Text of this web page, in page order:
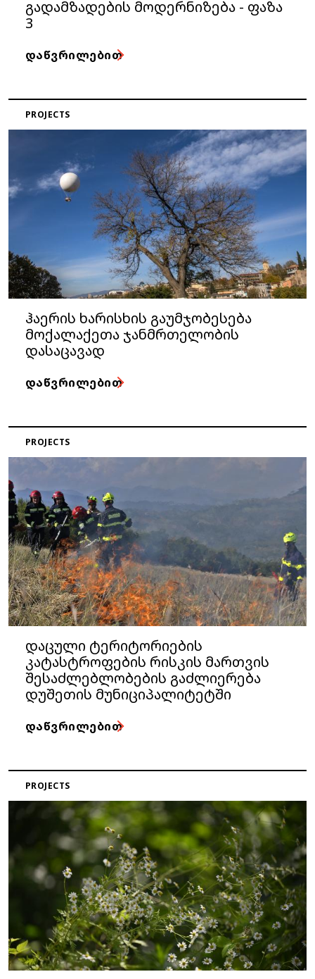
გადამზადების მოდერნიზება - ფაზა
3
ᲓᲐᲬᲕᲠᲘᲚᲔᲑᲘᲗ
PROJECTS
ჰაერის ხარისხის გაუმჯობესება
მოქალაქეთა ჯანმრთელობის
დასაცავად
ᲓᲐᲬᲕᲠᲘᲚᲔᲑᲘᲗ
PROJECTS
დაცული ტერიტორიების
კატასტროფების რისკის მართვის
შესაძლებლობების გაძლიერება
დუშეთის მუნიციპალიტეტში
ᲓᲐᲬᲕᲠᲘᲚᲔᲑᲘᲗ
PROJECTS